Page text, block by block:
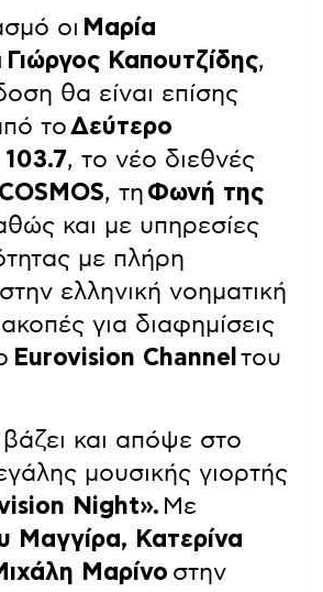
οι Μαρία
Γιώργος Καπουτζίδης,
θα είναι επίσης
τοΔεύτερο
, το νέο διεθνές
, τη Φωνή της
και με υπηρεσίες
με πλήρη
ελληνική νοηματική
για διαφημίσεις
Eurovision Channel του
και απόψε στο
μουσικής γιορτής
Night». Με
Μαγγίρα, Κατερίνα
Μαρίνο στην